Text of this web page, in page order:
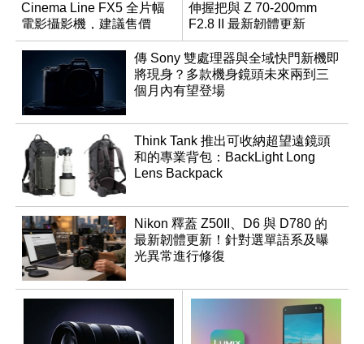
Cinema Line FX5 全片幅
電影攝影機，建議售價
NT$144,980
伸握把與 Z 70-200mm
F2.8 II 最新韌體更新
傳 Sony 雙處理器與全域快門新機即
將現身？多款機身鏡頭未來兩到三
個月內有望登場
Think Tank 推出可收納超望遠鏡頭
和的專業背包：BackLight Long
Lens Backpack
Nikon 釋蓋 Z50II、D6 與 D780 的
最新韌體更新！針對選單語系及曝
光異常進行修復